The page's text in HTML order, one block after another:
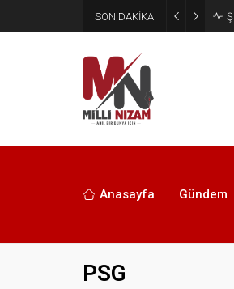
SON DAKİKA
Anasayfa Gündem
PSG